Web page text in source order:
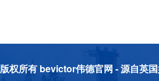
版权所有 bevictor伟德官网 - 源自英